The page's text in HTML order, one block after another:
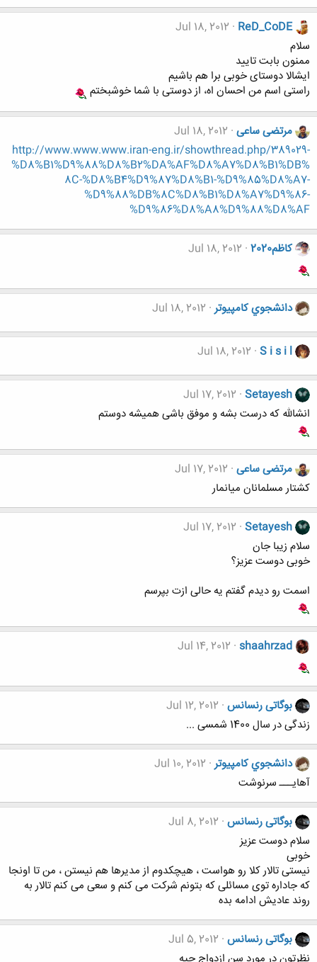
ReD_CoDE
Jul 18, 2012
سلام
ممنون بابت تایید
ایشالا دوستای خوبی برا هم باشیم
راستی اسم من احسان اه، از دوستی با شما خوشبختم
مرتضی ساعی Jul 18, 2012
http://www.www.www.iran-eng.ir/showthread.php/389029-
%D8%B1%D9%88%D8%B2%DA%AF%D8%A7%D8%B1%DB%
8C-%D8%B4%D9%87%D8%B1-%D9%85%D8%A7-
%D9%88%DB%8C%D8%B1%D8%A7%D9%86-
%D9%86%D8%A8%D9%88%D8%AF
کاظم2020 Jul 18, 2012
دانشجوي كامپيوتر Jul 18, 2012
S i s i l
Jul 18, 2012
Setayesh
Jul 17, 2012
انشالله که درست بشه و موفق باشی همیشه دوستم
مرتضی ساعی Jul 17, 2012
کشتار مسلمانان میانمار
Setayesh
Jul 17, 2012
سلام زیبا جان
خوبی دوست عزیز؟
اسمت رو دیدم گفتم یه حالی ازت بپرسم
shaahrzad
Jul 14, 2012
بوگاتی رنسانس Jul 12, 2012
زندگی در سال 1400 شمسی ...
دانشجوي كامپيوتر Jul 10, 2012
آهايـــ سرنوشت
بوگاتی رنسانس Jul 8, 2012
سلام دوست عزیز
خوبی
نیستی تالار کلا رو هواست ، هیچکدوم از مدیرها هم نیستن ، من تا اونجا
که جاداره توی مسائلی که بتونم شرکت می کنم و سعی می کنم تالار به
روند عادیش ادامه بده
بوگاتی رنسانس Jul 5, 2012